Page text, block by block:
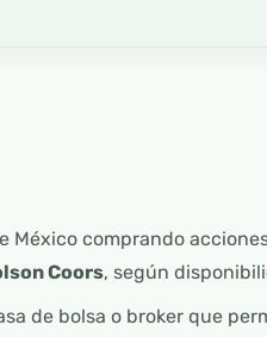
México comprando
Coors, según
de bolsa o broker que